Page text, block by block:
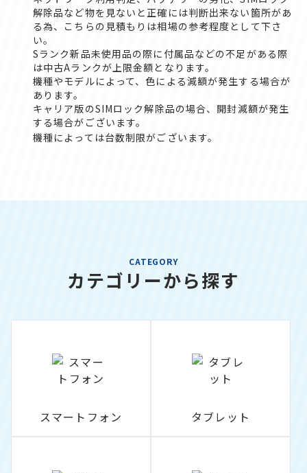
解除品など物を見ないと正確には判断出来ない箇所があ
る為、こちらの見積もりは相場の参考程度として下さ
い。
Sランク新品未使用品の際に付属品などの不足がある際
は中古Aランクが上限金額となります。
機種やモデルによって、色による減額が発生する場合が
あります。
キャリア版のSIMロック解除品の場合、開封減額が発生
する場合がございます。
機種によっては台数制限がございます。
CATEGORY
カテゴリーから探す
スマートフォン タブレット